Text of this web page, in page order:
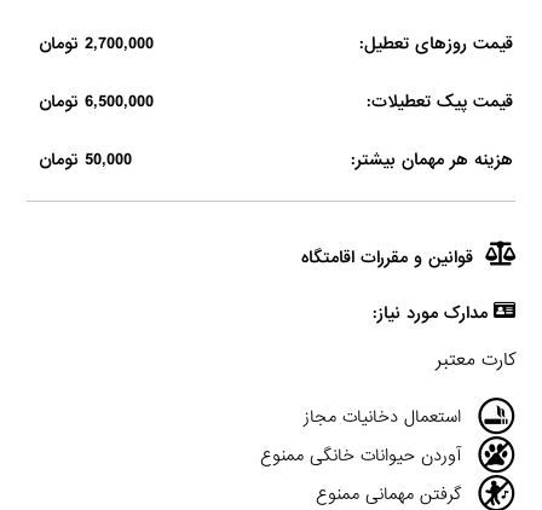
قیمت روزهای تعطیل: 2,700,000 تومان
قیمت پیک تعطیلات: 6,500,000 تومان
هزینه هر مهمان بیشتر: 50,000 تومان
قوانین و مقررات اقامتگاه
مدارک مورد نیاز:
کارت معتبر
استعمال دخانیات مجاز
آوردن حیوانات خانگی ممنوع
گرفتن مهمانی ممنوع